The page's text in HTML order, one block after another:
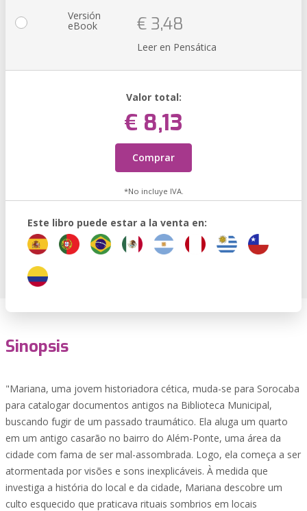
Versión
eBook € 3,48
Leer en Pensática
Valor total:
€ 8,13
Comprar
*No incluye IVA.
Este libro puede estar a la venta en:
Sinopsis
"Mariana, uma jovem historiadora cética, muda-se para Sorocaba
para catalogar documentos antigos na Biblioteca Municipal,
buscando fugir de um passado traumático. Ela aluga um quarto
em um antigo casarão no bairro do Além-Ponte, uma área da
cidade com fama de ser mal-assombrada. Logo, ela começa a ser
atormentada por visões e sons inexplicáveis. À medida que
investiga a história do local e da cidade, Mariana descobre um
culto esquecido que praticava rituais sombrios em locais